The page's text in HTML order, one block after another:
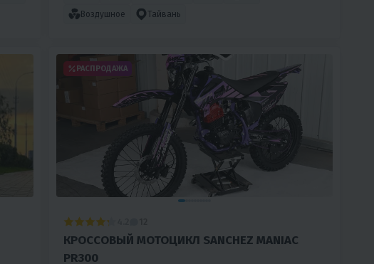
Воздушное
Тайвань
РАСПРОДАЖА
КРОССОВЫЙ МОТОЦИКЛ SANCHEZ MANIAC
PR300